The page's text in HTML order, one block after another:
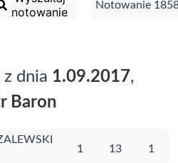
notowanie
Notowanie
z dnia 1.09.2017,
Baron
1 13 1